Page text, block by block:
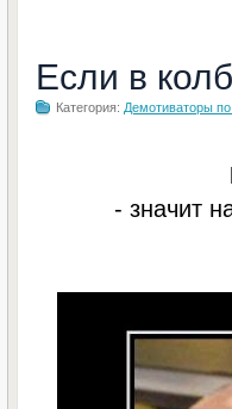
Если в
Категория: Демотиваторы
- значит